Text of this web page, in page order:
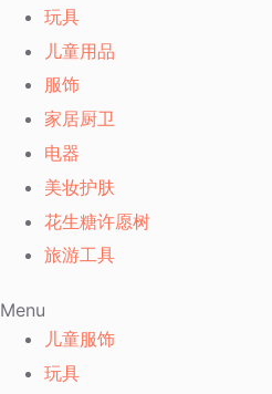
玩具
儿童用品
服饰
家居厨卫
电器
美妆护肤
花生糖许愿树
旅游工具
Menu
儿童服饰
玩具